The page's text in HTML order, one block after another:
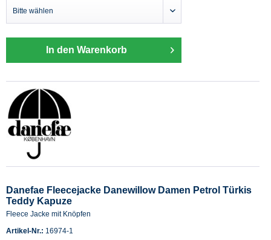
In den Warenkorb
Danefae Fleecejacke Danewillow Damen Petrol Türkis
Teddy Kapuze
Fleece Jacke mit Knöpfen
Artikel-Nr.: 16974-1